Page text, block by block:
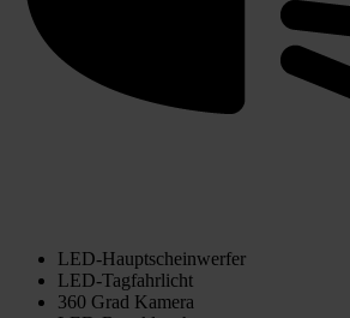
LED-Hauptscheinwerfer
LED-Tagfahrlicht
360 Grad Kamera